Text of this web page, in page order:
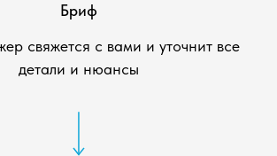
Бриф
свяжется с вами и уточнит все
детали и нюансы